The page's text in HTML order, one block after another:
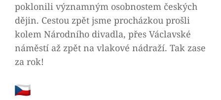
poklonili významným osobnostem českých
dějin. Cestou zpět jsme procházkou prošli
kolem Národního divadla, přes Václavské
náměstí až zpět na vlakové nádraží. Tak zase
za rok!